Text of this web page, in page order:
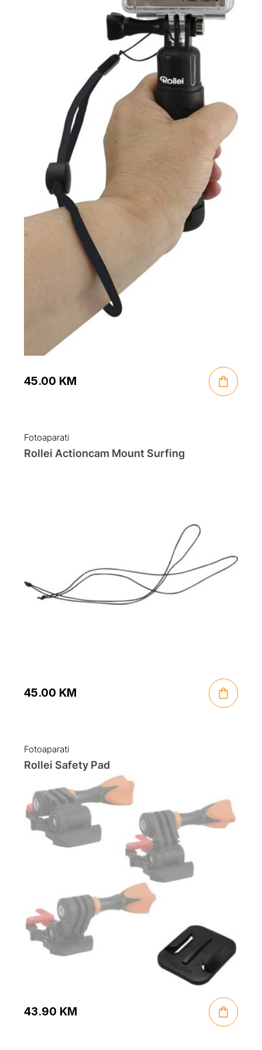
45.00 KM
Fotoaparati
Rollei Actioncam Mount Surfing
45.00 KM
Fotoaparati
Rollei Safety Pad
43.90 KM